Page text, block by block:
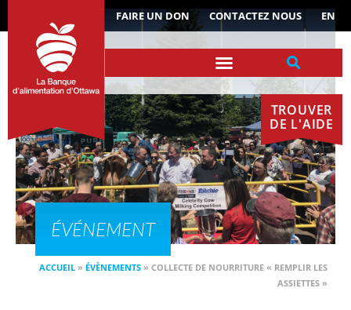
FAIRE UN DON CONTACTEZ NOUS EN
TROUVER
DE L'AIDE
ÉVÉNEMENT
ACCUEIL » ÉVÈNEMENTS » COLLECTE DE NOURRITURE « REMPLIR LES
ASSIETTES »